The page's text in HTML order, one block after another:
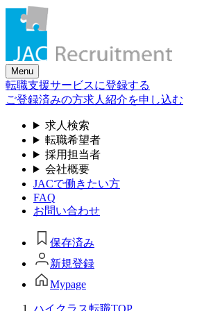
Skip
content
Menu
転職支援サービスに登録する
ご登録済みの方求人紹介を申し込む
求人検索
転職希望者
採用担当者
会社概要
JACで働きたい方
FAQ
お問い合わせ
保存済み
新規登録
Mypage
ハイクラス転職TOP